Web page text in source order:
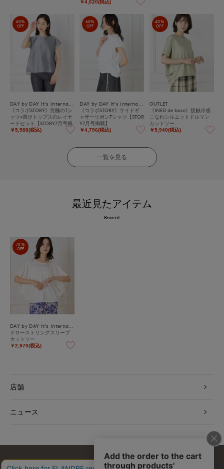
￥4,620(税込)
60%
OFF
《コラボSTORY》究極のTシ
ャツ×透けトップスのレイヤ
ードセット【STORY7月号掲
載】
￥5,588(税込)
60%
OFF
《コラボSTORY》サイドギ
ャザーリボンTシャツ【STOR
Y7月号掲載】
￥4,796(税込)
40%
OFF
OUTLET
《INED de base》接触冷感
こなれシルエットドルマン
カットソー
￥5,940(税込)
一覧を見る
最近見たアイテム
Recent
70%
OFF
ドローストリングスリーブ
カットソー
￥2,970(税込)
店舗
ニュース